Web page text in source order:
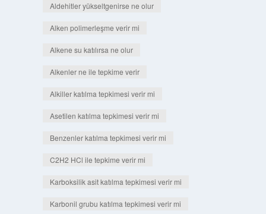
Aldehitler yükseltgenirse ne olur
Alken polimerleşme verir mi
Alkene su katılırsa ne olur
Alkenler ne ile tepkime verir
Alkiller katılma tepkimesi verir mi
Asetilen katılma tepkimesi verir mi
Benzenler katılma tepkimesi verir mi
C2H2 HCl ile tepkime verir mi
Karboksilik asit katılma tepkimesi verir mi
Karbonil grubu katılma tepkimesi verir mi